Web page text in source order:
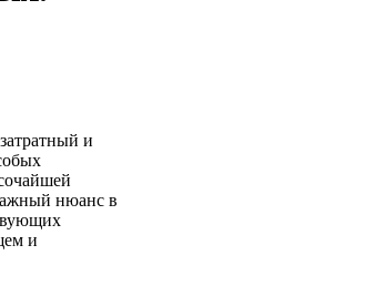
и
нюанс в
и